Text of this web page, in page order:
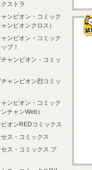
ストラ
ンピオン・コミック
ンピオンクロス）
ンピオン・コミック
プ！
ャンピオン・コミッ
ャンピオン烈コミッ
ンピオン・コミック
チャンWeb）
オンREDコミックス
ス・コミックス
ス・コミックス プ